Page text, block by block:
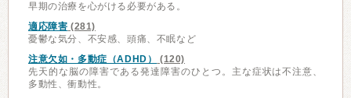
早期の治療を心がける必要がある。
適応障害 (281)
憂鬱な気分、不安感、頭痛、不眠など
注意欠如・多動症（ADHD）
(120)
先天的な脳の障害である発達障害のひとつ。主な症状は不注意、
多動性、衝動性。